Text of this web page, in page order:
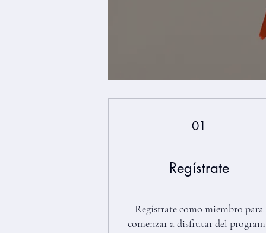
01
Regístrate
Regístrate como miembro para
comenzar a disfrutar del